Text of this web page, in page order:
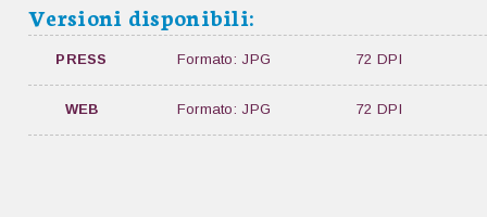
Versioni disponibili:
PRESS Formato: JPG 72 DPI
WEB Formato: JPG 72 DPI